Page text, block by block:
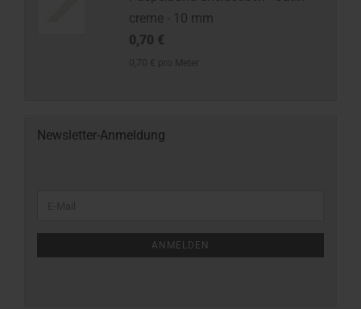
creme - 10 mm
0,70 €
Newsletter-Anmeldung
ANMELDEN